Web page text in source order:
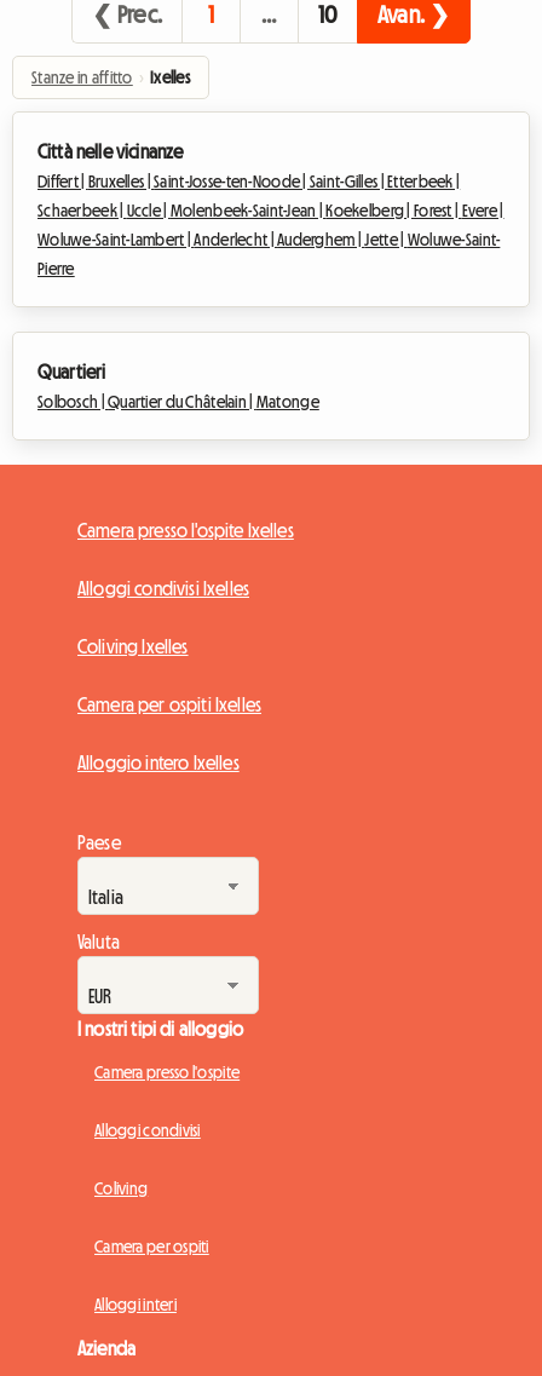
❮ Prec. 1 … 10 Avan. ❯
Stanze in affitto › Ixelles
Città nelle vicinanze
Differt | Bruxelles |Saint-Josse-ten-Noode | Saint-Gilles |
Etterbeek |
Schaerbeek | Uccle | Molenbeek-Saint-Jean | Koekelberg | Forest |
Evere |
Woluwe-Saint-Lambert |Anderlecht |Auderghem |Jette | Woluwe-Saint-
Pierre
Quartieri
Solbosch |Quartier du Châtelain | Matonge
Camera presso l'ospite Ixelles
Alloggi condivisi Ixelles
Coliving Ixelles
Camera per ospiti Ixelles
Alloggio intero Ixelles
Paese
Valuta
I nostri tipi di alloggio
Camera presso l'ospite
Alloggi condivisi
Coliving
Camera per ospiti
Alloggi interi
Azienda